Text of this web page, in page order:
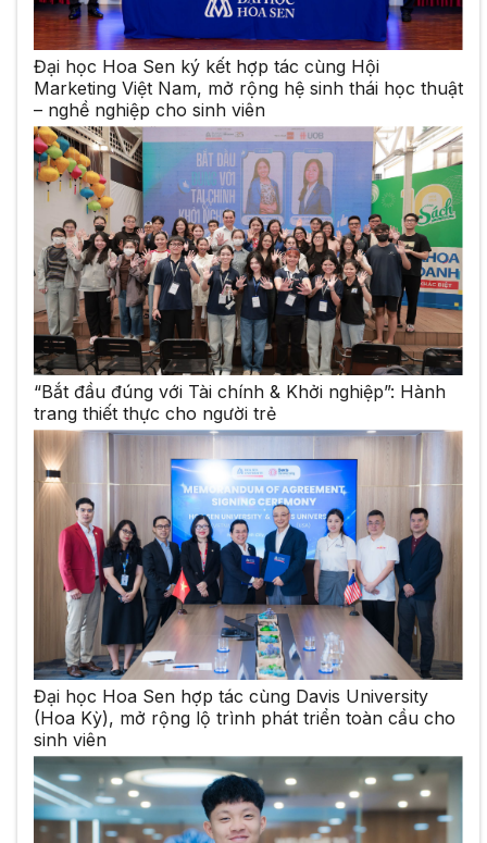
Đại học Hoa Sen ký kết hợp tác cùng Hội
Marketing Việt Nam, mở rộng hệ sinh thái học thuật
– nghề nghiệp cho sinh viên
“Bắt đầu đúng với Tài chính & Khởi nghiệp”: Hành
trang thiết thực cho người trẻ
Đại học Hoa Sen hợp tác cùng Davis University
(Hoa Kỳ), mở rộng lộ trình phát triển toàn cầu cho
sinh viên